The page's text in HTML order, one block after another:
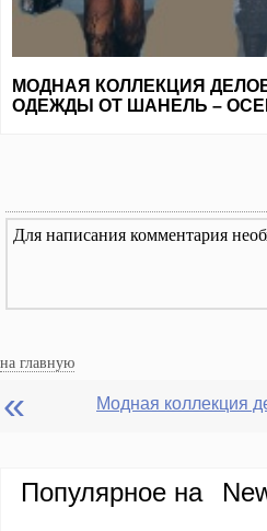
МОДНАЯ КОЛЛЕКЦИЯ
ОДЕЖДЫ ОТ ШАНЕЛЬ –
Для написания комментария
на главную
«
Популярное на